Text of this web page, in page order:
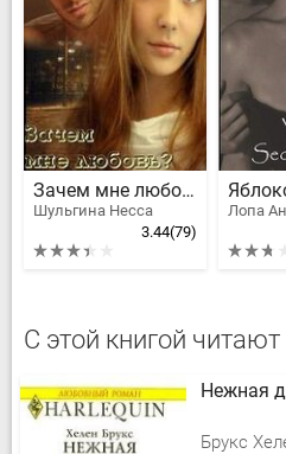
Зачем мне любовь?
Шульгина Несса
3.44(79)
Лопа
С этой книгой читают
Нежная
Брукс